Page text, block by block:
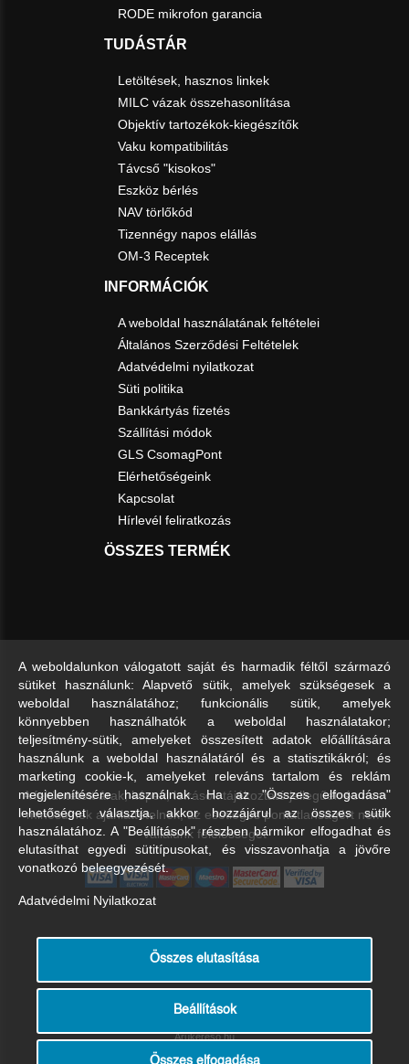
RODE mikrofon garancia
TUDÁSTÁR
Letöltések, hasznos linkek
MILC vázak összehasonlítása
Objektív tartozékok-kiegészítők
Vaku kompatibilitás
Távcső "kisokos"
Eszköz bérlés
NAV törlőkód
Tizennégy napos elállás
OM-3 Receptek
INFORMÁCIÓK
A weboldal használatának feltételei
Általános Szerződési Feltételek
Adatvédelmi nyilatkozat
Süti politika
Bankkártyás fizetés
Szállítási módok
GLS CsomagPont
Elérhetőségeink
Kapcsolat
Hírlevél feliratkozás
ÖSSZES TERMÉK
A feltüntetett árak, képek, leírások tájékoztató jellegűek és nem
minősülnek ajánlattételnek, az esetleges pontatlanságért nem
vállalunk felelősséget
Árukereső.hu
A weboldalunkon válogatott saját és harmadik féltől származó
sütiket használunk: Alapvető sütik, amelyek szükségesek a
weboldal használatához; funkcionális sütik, amelyek
könnyebben használhatók a weboldal használatakor;
teljesítmény-sütik, amelyeket összesített adatok előállítására
használunk a weboldal használatáról és a statisztikákról; és
marketing cookie-k, amelyeket releváns tartalom és reklám
megjelenítésére használnak. Ha az "Összes elfogadása"
lehetőséget választja, akkor hozzájárul az összes sütik
használatához. A "Beállítások" részben bármikor elfogadhat és
elutasíthat egyedi sütitípusokat, és visszavonhatja a jövőre
vonatkozó beleegyezését.
Adatvédelmi Nyilatkozat
Összes elutasítása
Beállítások